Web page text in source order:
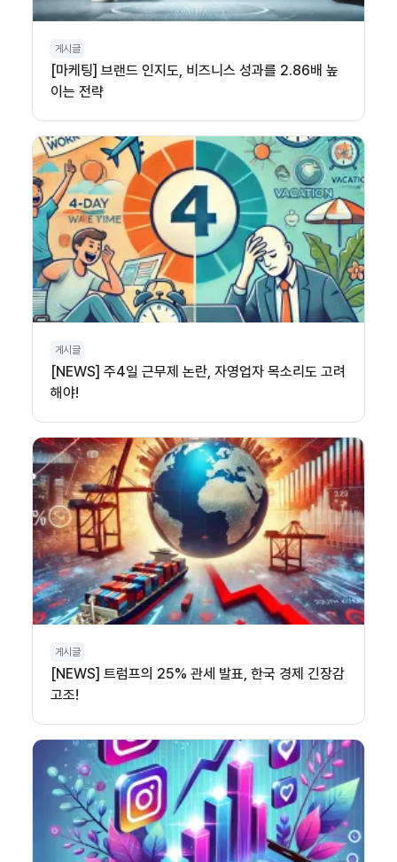
게시글
[마케팅] 브랜드 인지도, 비즈니스 성과를 2.86배 높
이는 전략
게시글
[NEWS] 주4일 근무제 논란, 자영업자 목소리도 고려
해야!
게시글
[NEWS] 트럼프의 25% 관세 발표, 한국 경제 긴장감
고조!